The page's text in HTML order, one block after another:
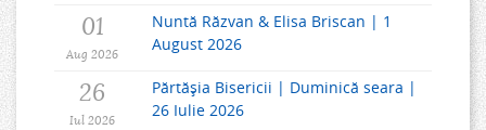
01
Aug 2026
Nuntă Răzvan & Elisa Briscan | 1
August 2026
26
Iul 2026
Părtășia Bisericii | Duminică seara |
26 Iulie 2026